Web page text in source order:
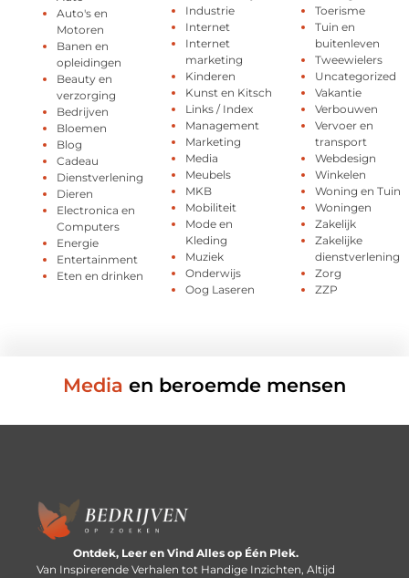
Auto's en
Motoren
Banen en
opleidingen
Beauty en
verzorging
Bedrijven
Bloemen
Blog
Cadeau
Dienstverlening
Dieren
Electronica en
Computers
Energie
Entertainment
Eten en drinken
Industrie
Internet
Internet
marketing
Kinderen
Kunst en Kitsch
Links / Index
Management
Marketing
Media
Meubels
MKB
Mobiliteit
Mode en
Kleding
Muziek
Onderwijs
Oog Laseren
Toerisme
Tuin en
buitenleven
Tweewielers
Uncategorized
Vakantie
Verbouwen
Vervoer en
transport
Webdesign
Winkelen
Woning en Tuin
Woningen
Zakelijk
Zakelijke
dienstverlening
Zorg
ZZP
Media en beroemde mensen
Ontdek, Leer en Vind Alles op Één Plek.
Van Inspirerende Verhalen tot Handige Inzichten, Altijd